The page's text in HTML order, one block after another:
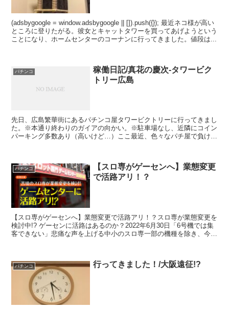
(adsbygoogle = window.adsbygoogle || []).push({}); 最近ネコ様が高い
ところに登りたがる。彼女とキャットタワーを買ってあげようという
ことになり、ホームセンターのコーナンに行ってきました。値段は...
パチンコ
稼働日記/真花の慶次-タワービク
トリー広島
先日、広島繁華街にあるパチンコ屋タワービクトリーに行ってきまし
た。※本通り終わりのガイアの向かい。※駐車場なし、近隣にコイン
パーキング多数あり（高いけど…）ここ最近、色々なパチ屋で負け越
パチンコ
【スロ専がゲーセンへ】業態変更
で活路アリ！？
【スロ専がゲーセンへ】業態変更で活路アリ！？スロ専が業態変更を
検討中!? ゲーセンに活路はあるのか？2022年6月30日「6号機では集
客できない」悲痛な声を上げる中小のスロ専一部の機種を除き、今年
パチンコ 行ってきました！/大阪遠征!?